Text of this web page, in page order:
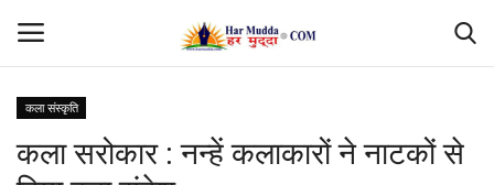
कला संस्कृति
कला सरोकार : नन्हें कलाकारों ने नाटकों से